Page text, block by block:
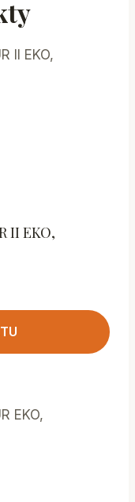
II EKO,